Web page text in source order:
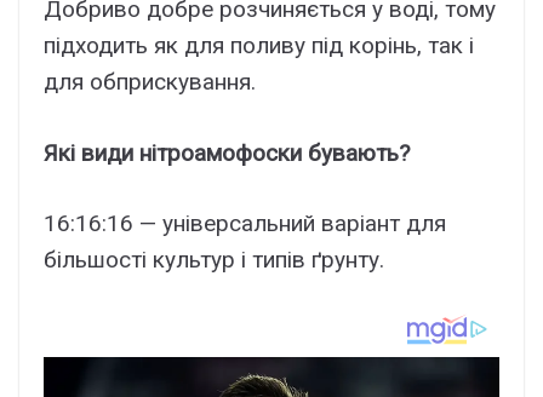
Добриво добре розчиняється у воді, тому
підходить як для поливу під корінь, так і
для обприскування.
Які види нітроамофоски бувають?
16:16:16 — універсальний варіант для
більшості культур і типів ґрунту.